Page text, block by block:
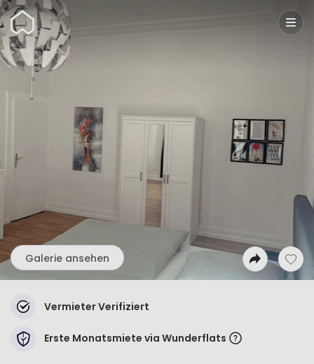
Wunderflats
Galerie ansehen
Vermieter Verifiziert
Erste Monatsmiete via Wunderflats